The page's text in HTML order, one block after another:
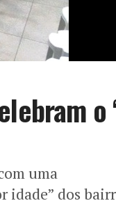
o
uma
idade” dos